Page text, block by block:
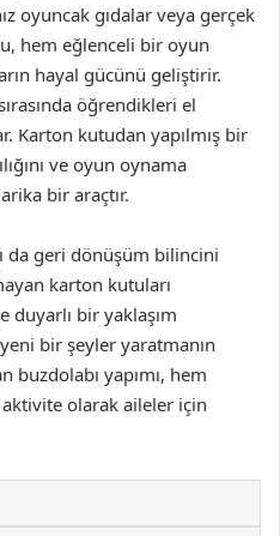
oyuncak gıdalar veya gerçek
hem eğlenceli bir oyun
hayal gücünü geliştirir.
öğrendikleri el
Karton kutudan yapılmış bir
ve oyun oynama
bir araçtır.
da geri dönüşüm bilincini
karton kutuları
duyarlı bir yaklaşım
bir şeyler yaratmanın
buzdolabı yapımı, hem
olarak aileler için